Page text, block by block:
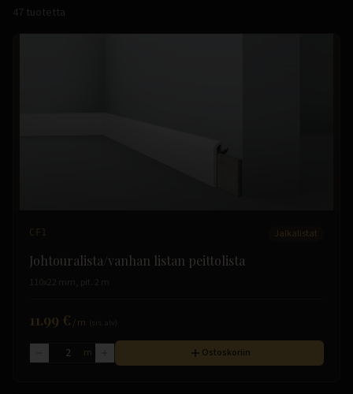
47 tuotetta
CF1 Jalkalistat
Johtouralista/vanhan listan peittolista
110x22 mm, pit. 2 m
11.99 € /m
m Ostoskoriin